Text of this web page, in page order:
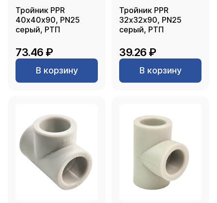
Тройник PPR
40х40х90, PN25
серый, РТП
73.46 ₽
В корзину
Тройник PPR
32х32х90, PN25
серый, РТП
39.26 ₽
В корзину